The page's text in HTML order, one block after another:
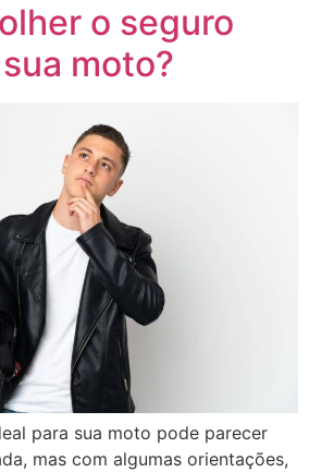
o seguro
moto?
para sua moto pode parecer
mas com algumas orientações,